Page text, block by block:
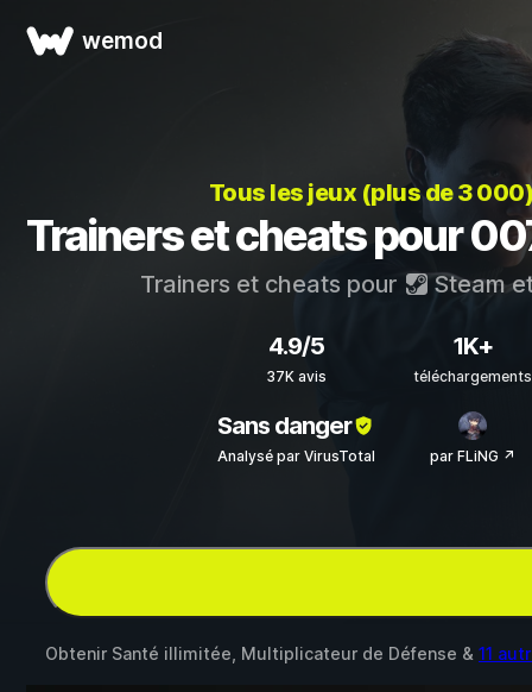
wemod
Tous les jeux (plus de 3
Trainers et cheats pour
Trainers et cheats pour Steam
4.9/5
37K avis
1K+
téléchargements
Sans danger
Analysé par VirusTotal par FLiNG ↗
Obtenir Santé illimitée, Multiplicateur de Défense & 11